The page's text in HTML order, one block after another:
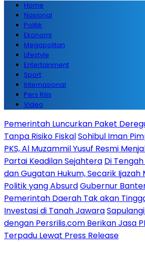
Home
Nasional
Politik
Ekonomi
Megapolitan
Lifestyle
Entertainment
Sport
Internasional
Pers Rilis
Video
Pemerintah Luncurkan Paket
Tanpa Risiko FiskalSohibul Iman
PKS, Al Muzammil Yusuf Resmi
Partai Keadilan Sejahtera Di
dan Gugatan Hukum, Secarik Ijazah
Politik yang AbsurdGubernur
Pemerintah Daerah Tak akan
Investasi di Tanah Jawara
dengan Persrilis.com Berikan Jasa
Terpadu Lewat Press Release